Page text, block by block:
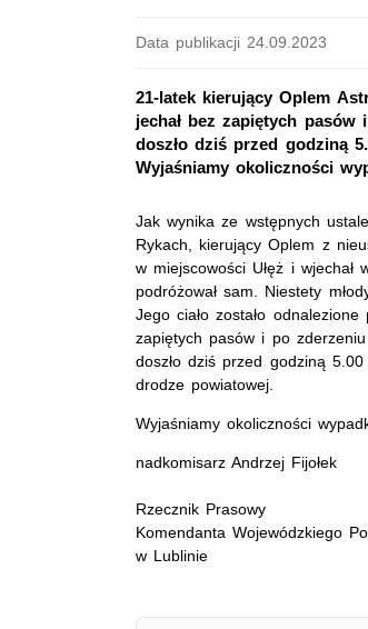
Data publikacji 24.09.2023
21-latek kierujący Oplem
jechał bez zapiętych
doszło dziś przed godziną
Wyjaśniamy okoliczności
Jak wynika ze wstępnych
Rykach, kierujący Oplem z
w miejscowości Ułęż i
podróżował sam. Niestety
Jego ciało zostało
zapiętych pasów i po
doszło dziś przed godziną
drodze powiatowej.
Wyjaśniamy okoliczności
nadkomisarz Andrzej Fijołek
Rzecznik Prasowy
Komendanta Wojewódzkiego
w Lublinie